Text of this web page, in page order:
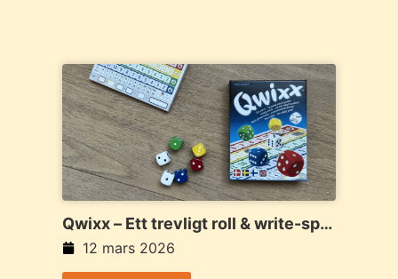
Qwixx – Ett trevligt roll & write-spel
för hela familjen
12 mars 2026